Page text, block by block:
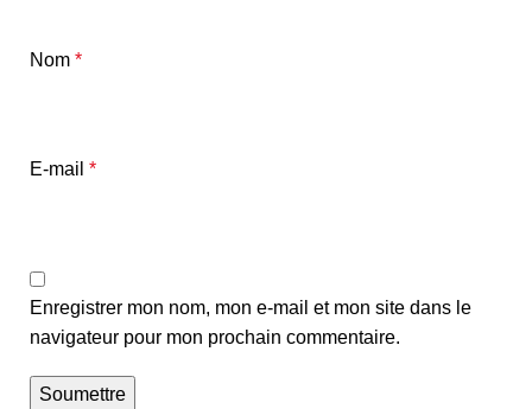
Nom *
E-mail *
Enregistrer mon nom, mon e-mail et mon site dans le
navigateur pour mon prochain commentaire.